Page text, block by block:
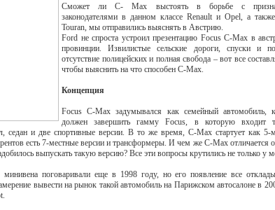
Сможет ли C- Max выстоять в борьбе с
законодателями в данном классе Renault и Opel, а
Touran, мы отправились выяснять в Австрию.
Ford не спроста устроил презентацию Focus C-Max в
провинции. Извилистые сельские дороги, спуски и
отсутствие полицейских и полная свобода – вот все
чтобы выяснить на что способен C-Max.
Концепция
Focus C-Max задумывался как семейный автомобиль,
должен завершить гамму Focus, в которую входит
седан и две спортивные версии. В то же время, С-Мах стартует как 5-
есть 7-местные версии и трансформеры. И чем же С-Мах отличается
выпускать такую версию? Все эти вопросы крутились не только у
поговаривали еще в 1998 году, но его появление все
вывести на рынок такой автомобиль на Парижском автосалоне в